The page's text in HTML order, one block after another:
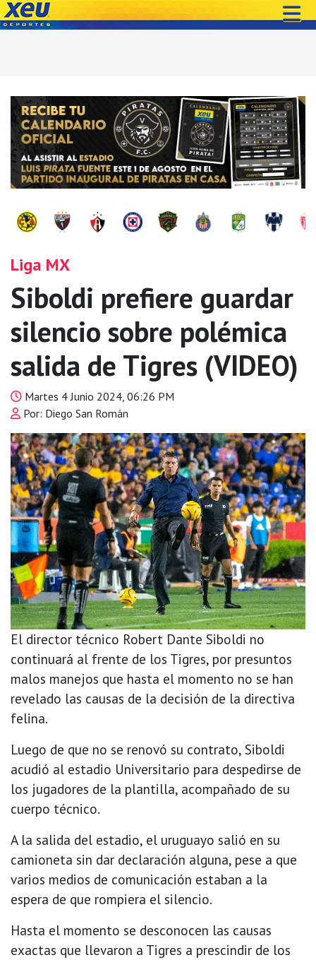
Liga MX
Siboldi prefiere guardar
silencio sobre polémica
salida de Tigres (VIDEO)
Martes 4 Junio 2024, 06:26 PM
Por: Diego San Román
El director técnico Robert Dante Siboldi no
continuará al frente de los Tigres, por presuntos
malos manejos que hasta el momento no se han
revelado las causas de la decisión de la directiva
felina.
Luego de que no se renovó su contrato, Siboldi
acudió al estadio Universitario para despedirse de
los jugadores de la plantilla, acompañado de su
cuerpo técnico.
A la salida del estadio, el uruguayo salió en su
camioneta sin dar declaración alguna, pese a que
varios medios de comunicación estaban a la
espera de que rompiera el silencio.
Hasta el momento se desconocen las causas
exactas que llevaron a Tigres a prescindir de los